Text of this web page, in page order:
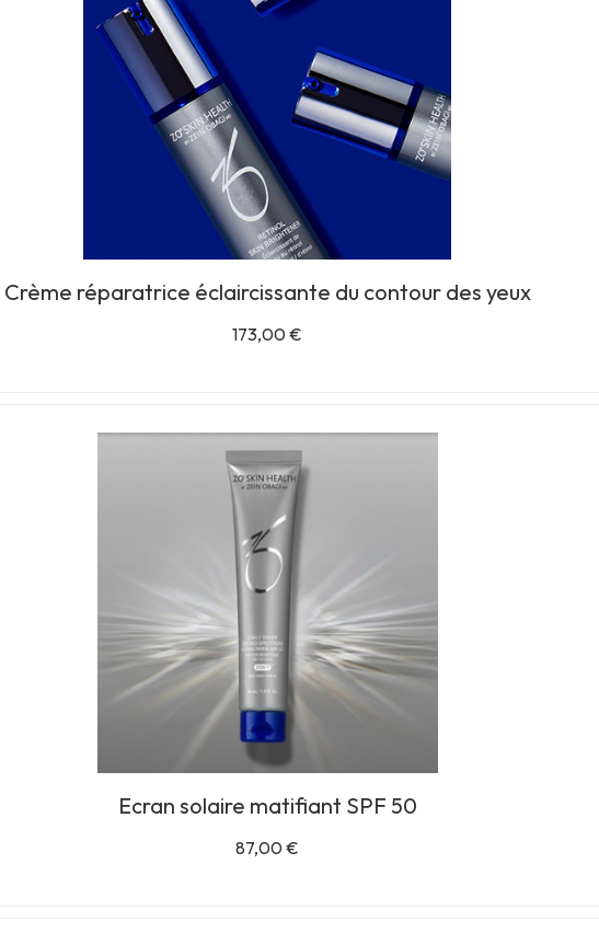
Crème réparatrice éclaircissante du contour des yeux
173,00€
Ecran solaire matifiant SPF 50
87,00€